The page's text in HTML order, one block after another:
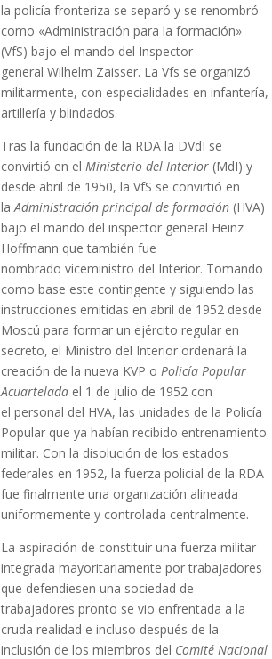
la policía fronteriza se separó y se renombró
como «Administración para la formación»
(VfS) bajo el mando del Inspector
general Wilhelm Zaisser. La Vfs se organizó
militarmente, con especialidades en infantería,
artillería y blindados.
Tras la fundación de la RDA la DVdI se
convirtió en elMinisterio del Interior (MdI) y
desde abril de 1950, la VfS se convirtió en
laAdministración principal de formación (HVA)
bajo el mando del inspector general Heinz
Hoffmann que también fue
nombrado viceministro del Interior. Tomando
como base este contingente y siguiendo las
instrucciones emitidas en abril de 1952 desde
Moscú para formar un ejército regular en
secreto, el Ministro del Interior ordenará la
creación de la nueva KVP oPolicía Popular
Acuartelada el 1 de julio de 1952 con
el personal del HVA, las unidades de la Policía
Popular que ya habían recibido entrenamiento
militar. Con la disolución de los estados
federales en 1952, la fuerza policial de la RDA
fue finalmente una organización alineada
uniformemente y controlada centralmente.
La aspiración de constituir una fuerza militar
integrada mayoritariamente por trabajadores
que defendiesen una sociedad de
trabajadores pronto se vio enfrentada a la
cruda realidad e incluso después de la
inclusión de los miembros del Comité Nacional